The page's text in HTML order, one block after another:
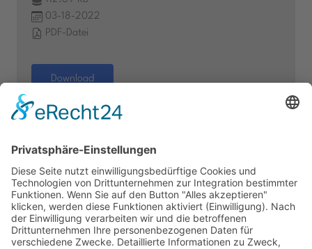
03-18-2022
PDF-Datei
Download
Ansehen
Downloads
Datenschutz